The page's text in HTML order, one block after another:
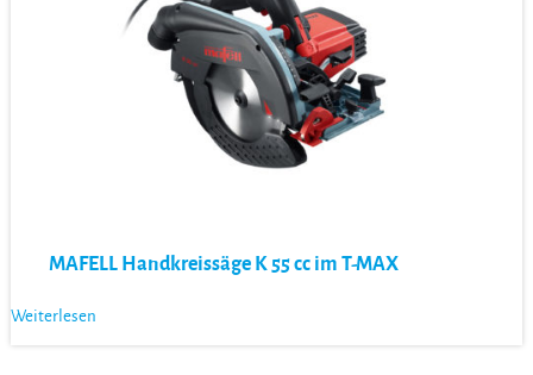
MAFELL Handkreissäge K 55 cc im T-MAX
Weiterlesen